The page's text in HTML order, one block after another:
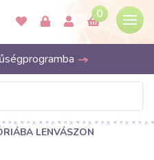
0
LENVÁSZON